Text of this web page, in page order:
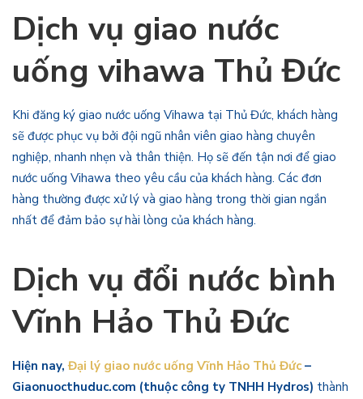
Dịch vụ giao nước
uống vihawa Thủ Đức
Khi đăng ký giao nước uống Vihawa tại Thủ Đức, khách hàng
sẽ được phục vụ bởi đội ngũ nhân viên giao hàng chuyên
nghiệp, nhanh nhẹn và thân thiện. Họ sẽ đến tận nơi để giao
nước uống Vihawa theo yêu cầu của khách hàng. Các đơn
hàng thường được xử lý và giao hàng trong thời gian ngắn
nhất để đảm bảo sự hài lòng của khách hàng.
Dịch vụ đổi nước bình
Vĩnh Hảo Thủ Đức
Hiện nay,Đại lý giao nước uống Vĩnh Hảo Thủ Đức –
Giaonuocthuduc.com (thuộc công ty TNHH Hydros) thành